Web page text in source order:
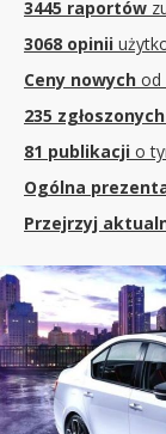
3445 raportów
3068 opinii
Ceny nowych od
235 zgłoszonych
81 publikacji o
Ogólna
Przejrzyj